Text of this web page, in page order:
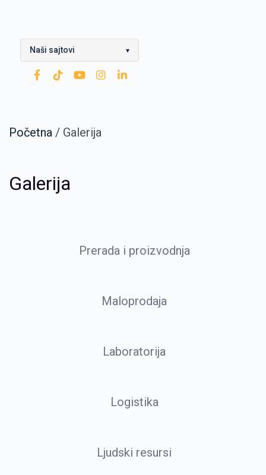
Naši sajtovi ▾
OPTIMA Grupa
Modriča Lubricants
Nestro Petrol
Početna / Galerija
Galerija
Prerada i proizvodnja
Maloprodaja
Laboratorija
Logistika
Ljudski resursi